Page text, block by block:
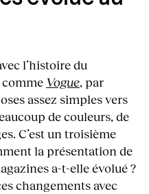
l’histoire du
comme Vogue, par
assez simples vers
de couleurs, de
C’est un troisième
la présentation de
a-t-elle évolué ?
changements avec